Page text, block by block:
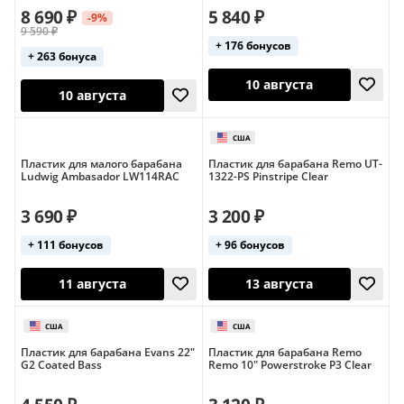
10 августа
8 690 ₽
-9%
9 590 ₽
+ 263 бонуса
5 840 ₽
+ 176 бонусов
Пластик для малого барабана
Ludwig Ambasador LW114RAC
3 690 ₽
+ 111 бонусов
Пластик для барабана Remo UT-
1322-PS Pinstripe Clear
3 200 ₽
+ 96 бонусов
Пластик для барабана Evans 22"
G2 Coated Bass
Пластик для барабана Remo
Remo 10" Powerstroke P3 Clear